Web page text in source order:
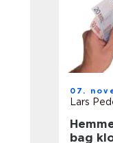
07.
Lars
bag